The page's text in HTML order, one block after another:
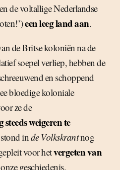
de voltallige Nederlandse
een leeg land aan.
de Britse koloniën na de
soepel verliep, hebben de
en schoppend
bloedige koloniale
ze de
steeds weigeren te
inde Volkskrantnog
voor hetvergeten van
geschiedenis.